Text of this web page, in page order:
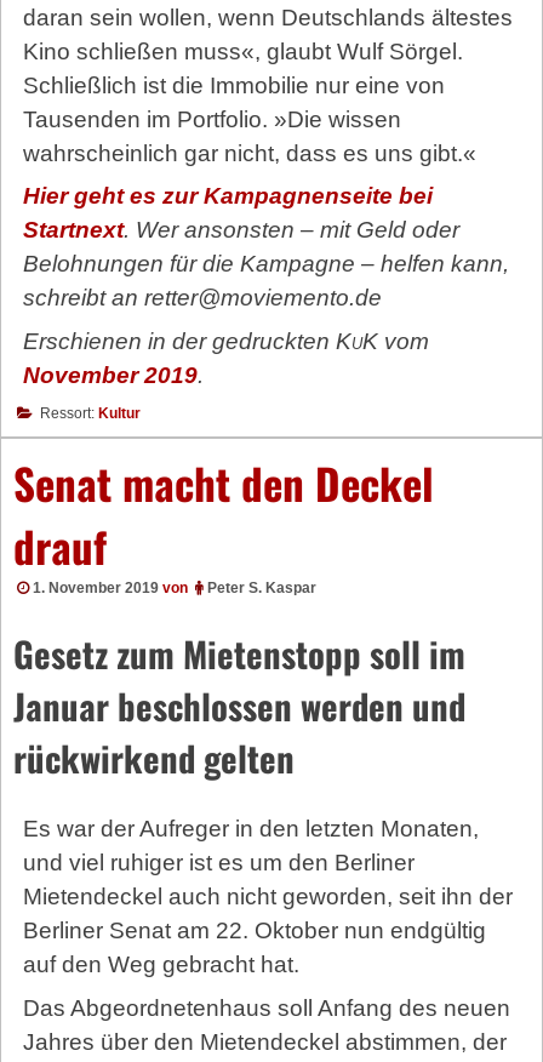
daran sein wollen, wenn Deutschlands ältestes
Kino schließen muss«, glaubt Wulf Sörgel.
Schließlich ist die Immobilie nur eine von
Tausenden im Portfolio. »Die wissen
wahrscheinlich gar nicht, dass es uns gibt.«
Hier geht es zur Kampagnenseite bei
Startnext. Wer ansonsten – mit Geld oder
Belohnungen für die Kampagne – helfen kann,
schreibt an retter@moviemento.de
Erschienen in der gedruckten KuKvom
November 2019.
Ressort: Kultur
Senat macht den Deckel
drauf
1. November 2019 von Peter S. Kaspar
Gesetz zum Mietenstopp soll im
Januar beschlossen werden und
rückwirkend gelten
Es war der Aufreger in den letzten Monaten,
und viel ruhiger ist es um den Berliner
Mietendeckel auch nicht geworden, seit ihn der
Berliner Senat am 22. Oktober nun endgültig
auf den Weg gebracht hat.
Das Abgeordnetenhaus soll Anfang des neuen
Jahres über den Mietendeckel abstimmen, der